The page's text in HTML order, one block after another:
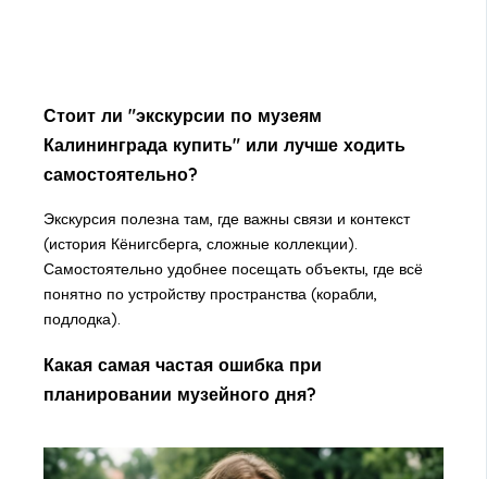
Стоит ли "экскурсии по музеям
Калининграда купить" или лучше ходить
самостоятельно?
Экскурсия полезна там, где важны связи и контекст
(история Кёнигсберга, сложные коллекции).
Самостоятельно удобнее посещать объекты, где всё
понятно по устройству пространства (корабли,
подлодка).
Какая самая частая ошибка при
планировании музейного дня?